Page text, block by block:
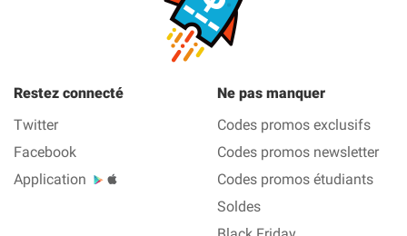
Restez connecté
Twitter
Facebook
Application
Ne pas manquer
Codes promos exclusifs
Codes promos newsletter
Codes promos étudiants
Soldes